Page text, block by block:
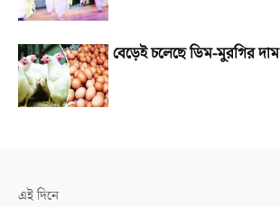
বেড়েই চলেছে ডিম-মুরগির দাম
এই দিনে